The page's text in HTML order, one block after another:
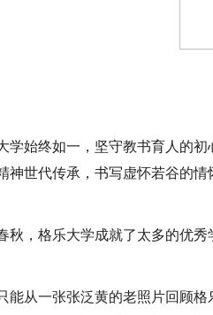
学始终如一，坚守教书育人的初
神世代传承，书写虚怀若谷的情
秋，格乐大学成就了太多的优
能从一张张泛黄的老照片回顾格